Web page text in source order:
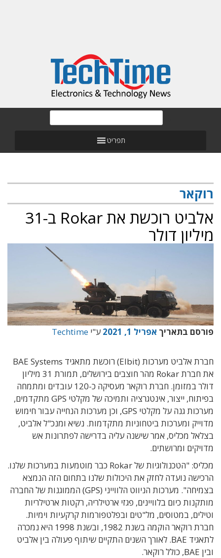
תפריט
רוקאר
אלביט רוכשת את Rokar ב-31
מיליון דולר
פורסם בתאריך אפריל 1, 2021 ע"י Techtime
חברת אלביט מערכות (Elbit) רוכשת מתאגיד BAE Systems
את חברת Rokar מהר חוצבים בירושלים, תמורת 31 מיליון
דולר במזומן. חברת רוקאר מעסיקה כ-120 עובדים ומתמחה
בפיתוח, ייצור, אינטגרציה ותמיכה של מקלטי GPS מתקדמים,
מערכות גנה על מקלטי GPS, וכן מערכות הנחייה עבור חימוש
מדוייק ומערכות ביטחוניות מתקדמות. נשיא ומנכ"ל אלביט,
בצלאל מכליס, אמר שישנה עליה בדרישה לפתרונות אש
מדויקים ומרושתים.
מכליס: "הטכנולוגיות של Rokar כבר מוטמעות במערכות שלנו.
הרכישה נועדה לחזק את היכולות שלנו בתחום הזה הנמצא
בצמיחה". מערכות הניווט הלווייני (GPS) הממוגנות של החברה
מותקנות כיום בלוויינים, פגזי ארטילריה, רקטות ארטילריות
וטילים, במטוסים, מל"טים ובפלטפורמות קרקעיות וימיות.
חברת רוקאר הוקמה בשנת 1982, ובשנת 1998 היא נמכרה
לתאגיד BAE. לאורך השנים התקיים שיתוף פעולה בין אלביט
ובין BAE, כולל רוקאר.